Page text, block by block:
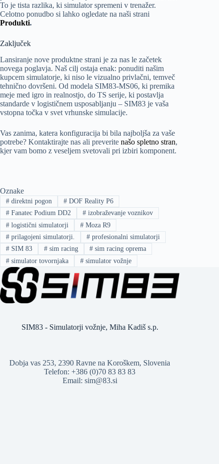
To je tista razlika, ki simulator spremeni v trenažer.
Celotno ponudbo si lahko ogledate na naši strani
Produkti.
Zaključek
Lansiranje nove produktne strani je za nas le začetek
novega poglavja. Naš cilj ostaja enak: ponuditi našim
kupcem simulatorje, ki niso le vizualno privlačni, temveč
tehnično dovršeni. Od modela SIM83-MS06, ki premika
meje med igro in realnostjo, do TS serije, ki postavlja
standarde v logističnem usposabljanju – SIM83 je vaša
vstopna točka v svet vrhunske simulacije.
Vas zanima, katera konfiguracija bi bila najboljša za vaše
potrebe? Kontaktirajte nas ali preverite našo spletno stran,
kjer vam bomo z veseljem svetovali pri izbiri komponent.
Oznake
#direktni pogon #DOF Reality P6
#Fanatec Podium DD2 #izobraževanje voznikov
#logistični simulatorji #Moza R9
#prilagojeni simulatorji. #profesionalni simulatorji
#SIM 83 #sim racing # sim racing oprema
#simulator tovornjaka #simulator vožnje
SIM83 - Simulatorji vožnje, Miha Kadiš s.p.
Dobja vas 253, 2390 Ravne na Koroškem, Slovenia
Telefon: +386 (0)70 83 83 83
Email: sim@83.si